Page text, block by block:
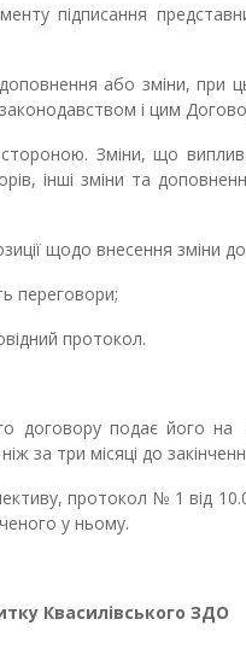
підписання
або зміни, при
законодавством і цим
Зміни, що
інші зміни та
щодо внесення зміни
переговори;
протокол.
договору подає його на
за три місяці до
протокол № 1від
у ньому.
Квасилівського ЗДО